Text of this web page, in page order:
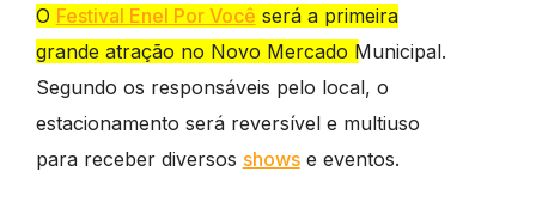
O Festival Enel Por Você será a primeira
grande atração no Novo Mercado Municipal.
Segundo os responsáveis pelo local, o
estacionamento será reversível e multiuso
para receber diversos showse eventos.